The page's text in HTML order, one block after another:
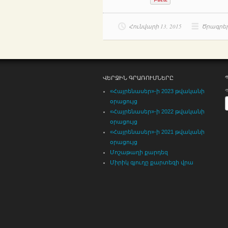
Հունվարի 13, 2015
ՎԵՐՋԻՆ ԳՐԱՌՈՒՄՆԵՐԸ
«Հայրենասեր»-ի 2023 թվականի
օրացույց
«Հայրենասեր»-ի 2022 թվականի
օրացույց
«Հայրենասեր»-ի 2021 թվականի
օրացույց
Մոշաթաղի քարդեզ
Միրիկ գյուղը քարտեզի վրա